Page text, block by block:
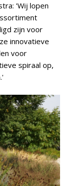
'Wij lopen
zijn voor
innovatieve
voor
spiraal op,